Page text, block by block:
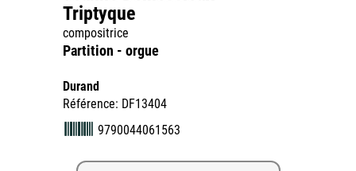
Triptyque
compositrice
Partition - orgue
Durand
Référence: DF13404
9790044061563